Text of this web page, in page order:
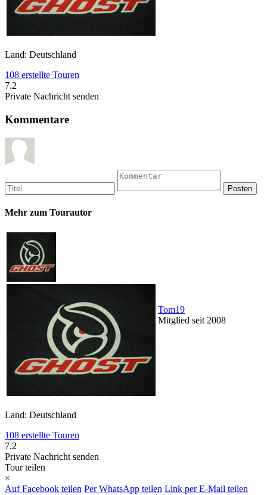
Land: Deutschland
108 erstellte Touren
7.2
Private Nachricht senden
Kommentare
Mehr zum Tourautor
Tom19
Mitglied seit 2008
Land: Deutschland
108 erstellte Touren
7.2
Private Nachricht senden
Tour teilen
×
Auf Facebook teilen Per WhatsApp teilen Link per E-Mail teilen